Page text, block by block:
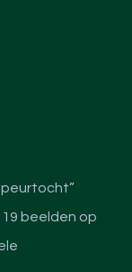
beelden op